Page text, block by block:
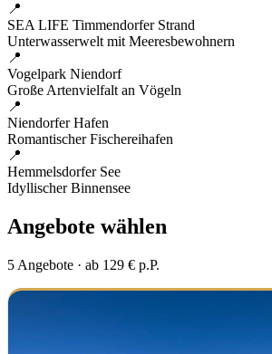
📍
SEA LIFE Timmendorfer Strand
Unterwasserwelt mit Meeresbewohnern
📍
Vogelpark Niendorf
Große Artenvielfalt an Vögeln
📍
Niendorfer Hafen
Romantischer Fischereihafen
📍
Hemmelsdorfer See
Idyllischer Binnensee
Angebote wählen
5 Angebote · ab 129 € p.P.